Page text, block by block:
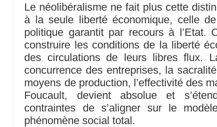
Le néolibéralisme ne fait plus cette
à la seule liberté économique, celle
politique garantit par recours à l’Etat.
construire les conditions de la liberté
des circulations de leurs libres flux.
concurrence des entreprises, la
moyens de production, l’effectivité des
Foucault, devient absolue et
contraintes de s’aligner sur le
phénomène social total.